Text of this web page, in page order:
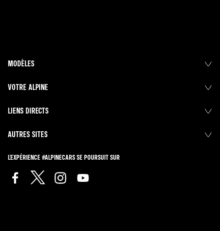
MODÈLES
VOTRE ALPINE
LIENS DIRECTS
AUTRES SITES
L'EXPÉRIENCE #ALPINECARS SE POURSUIT SUR